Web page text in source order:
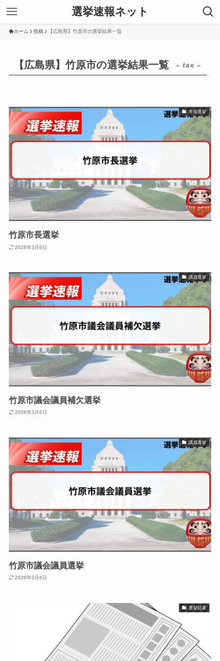
選挙速報ネット
ホーム 投稿 【広島県】竹原市の選挙結果一覧
【広島県】竹原市の選挙結果一覧 – tax –
市長選挙
竹原市長選挙
2026年3月6日
議員選挙
竹原市議会議員補欠選挙
2026年3月6日
議員選挙
竹原市議会議員選挙
2026年3月6日
選挙結果